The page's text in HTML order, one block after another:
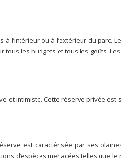
l’intérieur ou à l’extérieur du parc.
les budgets et tous les goûts.
et intimiste. Cette réserve privée est
est caractérisée par ses
d’espèces menacées telles que le